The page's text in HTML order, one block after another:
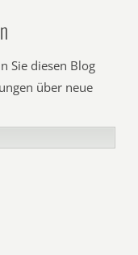
Sie diesen Blog
über neue